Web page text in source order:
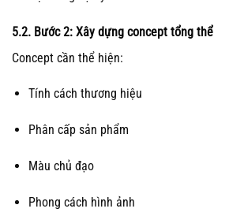
5.2. Bước 2: Xây dựng concept tổng thể
Concept cần thể hiện:
Tính cách thương hiệu
Phân cấp sản phẩm
Màu chủ đạo
Phong cách hình ảnh